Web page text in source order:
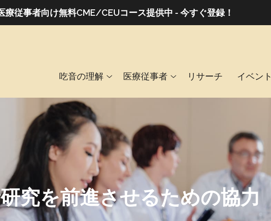
療従事者向け無料CME/CEUコース提供中 - 今すぐ登録！
吃音の理解 医療従事者 リサーチ イベント
究を前進させるための協力